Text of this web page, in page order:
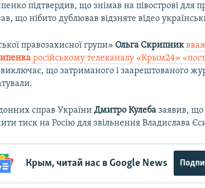
підтвердив, що знімав на півострові для
що нібито дублював відзняте відео
правозахисної групи» Ольга Скрипник
російському телеканалу «Крым24»
виключає, що затриманого і заарештованого
справ УкраїниДмитро Кулеба заявив, що
тиск на Росію для звільнення Владислава
Крым, читай нас в Google News